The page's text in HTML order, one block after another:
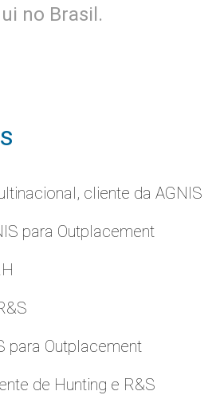
no Brasil.
cliente da AGNIS
para Outplacement
para Outplacement
de Hunting e R&S